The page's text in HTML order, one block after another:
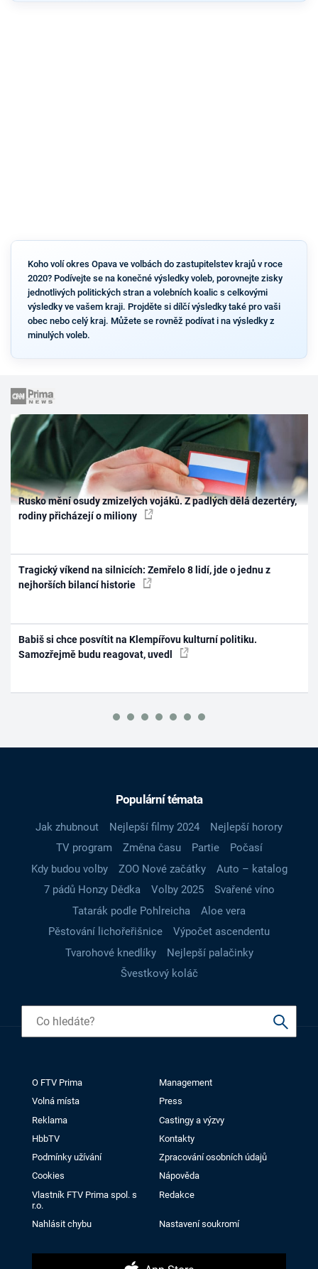
Koho volí okres Opava ve volbách do zastupitelstev krajů v roce
2020? Podívejte se na konečné výsledky voleb, porovnejte zisky
jednotlivých politických stran a volebních koalic s celkovými
výsledky ve vašem kraji. Projděte si dílčí výsledky také pro vaši
obec nebo celý kraj. Můžete se rovněž podívat i na výsledky z
minulých voleb.
Rusko mění osudy zmizelých vojáků. Z padlých dělá dezertéry,
rodiny přicházejí o miliony
Tragický víkend na silnicích: Zemřelo 8 lidí, jde o jednu z
nejhorších bilancí historie
Babiš si chce posvítit na Klempířovu kulturní politiku.
Samozřejmě budu reagovat, uvedl
Populární témata
Jak zhubnout Nejlepší filmy 2024
Nejlepší horory
TV program
Změna času Partie
Počasí
Kdy budou volby
ZOO Nové začátky
Auto – katalog
7 pádů Honzy Dědka
Volby 2025
Svařené víno
Tatarák podle Pohlreicha
Aloe vera
Pěstování lichořeřišnice
Výpočet ascendentu
Tvarohové knedlíky
Nejlepší palačinky
Švestkový koláč
O FTV Prima
Management
Volná místa
Press
Reklama
Castingy a výzvy
HbbTV
Kontakty
Podmínky užívání
Zpracování osobních údajů
Cookies
Nápověda
Vlastník FTV Prima spol. s
r.o.
Redakce
Nahlásit chybu Nastavení soukromí